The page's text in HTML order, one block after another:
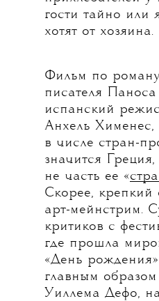
гости тайно или
хотят от хозяина.
Фильм по роману
писателя
испанский
Анхель Хименес,
в числе стран-
значится Греция,
не часть ее «
Скорее, крепкий
арт-мейнстрим.
критиков с
где прошла
«День
главным
Уиллема Дефо,